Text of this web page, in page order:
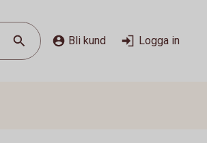
Bli kund Logga in